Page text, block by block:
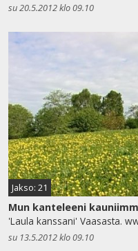
su 20.5.2012 klo 09.10
Jakso: 21
Mun kanteleeni
'Laula kanssani' Vaasasta.
su 13.5.2012 klo 09.10